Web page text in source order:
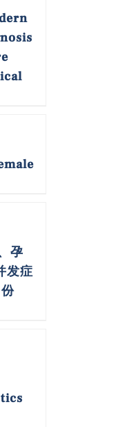
孕
发症